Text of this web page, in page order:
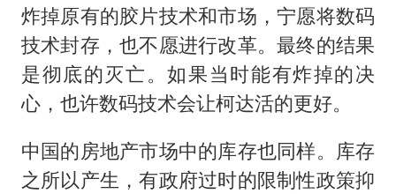
炸掉原有的胶片技术和市场，宁愿将数码
技术封存，也不愿进行改革。最终的结果
是彻底的灭亡。如果当时能有炸掉的决
心，也许数码技术会让柯达活的更好。
中国的房地产市场中的库存也同样。库存
之所以产生，有政府过时的限制性政策抑